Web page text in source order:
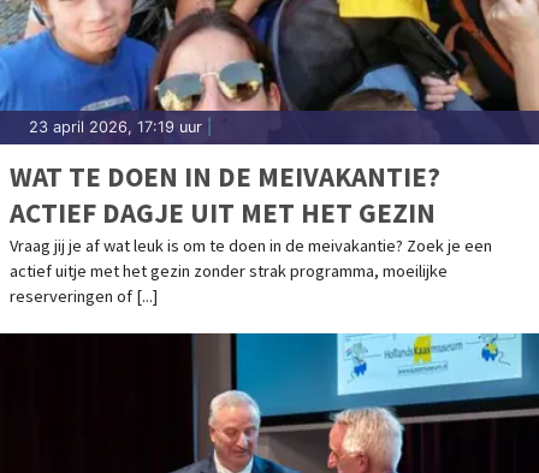
23 april 2026, 17:19 uur
WAT TE DOEN IN DE MEIVAKANTIE?
ACTIEF DAGJE UIT MET HET GEZIN
Vraag jij je af wat leuk is om te doen in de meivakantie? Zoek je een
actief uitje met het gezin zonder strak programma, moeilijke
reserveringen of [...]